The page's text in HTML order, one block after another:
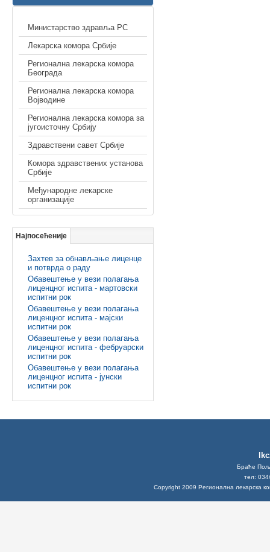
Министарство здравља РС
Лекарска комора Србије
Регионална лекарска комора
Београда
Регионална лекарска комора
Војводине
Регионална лекарска комора за
југоисточну Србију
Здравствени савет Србије
Комора здравствених установа
Србије
Међународне лекарске
организације
Најпосећеније
Захтев за обнављање лиценце
и потврда о раду
Обавештење у вези полагања
лиценцног испита - мартовски
испитни рок
Обавештење у вези полагања
лиценцног испита - мајски
испитни рок
Обавештење у вези полагања
лиценцног испита - фебруарски
испитни рок
Обавештење у вези полагања
лиценцног испита - јунски
испитни рок
Браће
тел:
Copyright 2009 Регионална лекарска